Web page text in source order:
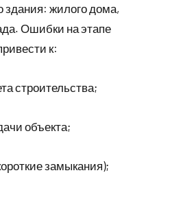
жилого дома,
Ошибки на этапе
к:
строительства;
объекта;
замыкания);